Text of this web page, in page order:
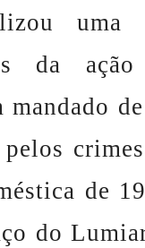
uma
da
mandado
de
do